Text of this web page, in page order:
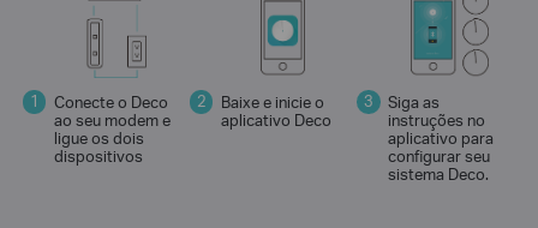
Conecte o Deco
ao seu modem e
ligue os dois
dispositivos
Baixe e inicie o
aplicativo Deco
Siga as
instruções no
aplicativo para
configurar seu
sistema Deco.